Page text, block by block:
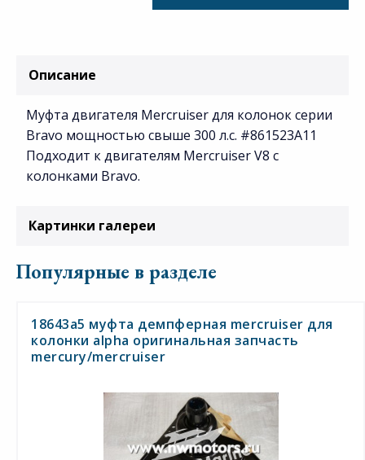
Описание
Муфта двигателя Mercruiser для колонок серии
Bravo мощностью свыше 300 л.с. #861523A11
Подходит к двигателям Mercruiser V8 с
колонками Bravo.
Картинки галереи
Популярные в разделе
18643a5 муфта демпферная mercruiser для
колонки alpha оригинальная запчасть
mercury/mercruiser